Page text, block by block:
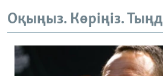
Оқыңыз. Көріңіз.